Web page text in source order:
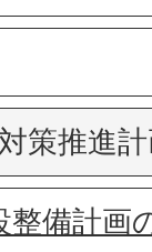
策推進
備計画